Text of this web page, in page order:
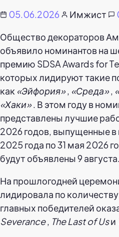
05.06.2026 Имжист
Общество декораторов
объявило номинантов на
премию SDSA Awards for
которых лидируют такие
как «Эйфория», «Среда»,
«Хаки». В этом году в
представлены лучшие
2026 годов, выпущенные в
2025 года по 31 мая 2026
будут объявлены 9 августа.
На прошлогодней
лидировала по
главных победителей
Severance, The Last of Usи